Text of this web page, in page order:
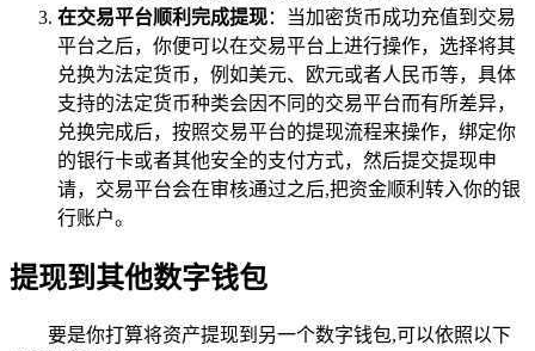
在交易平台顺利完成提现：当加密货币成功充值到交易
平台之后，你便可以在交易平台上进行操作，选择将其
兑换为法定货币，例如美元、欧元或者人民币等，具体
支持的法定货币种类会因不同的交易平台而有所差异，
兑换完成后，按照交易平台的提现流程来操作，绑定你
的银行卡或者其他安全的支付方式，然后提交提现申
请，交易平台会在审核通过之后,把资金顺利转入你的银
行账户。
提现到其他数字钱包
要是你打算将资产提现到另一个数字钱包,可以依照以下